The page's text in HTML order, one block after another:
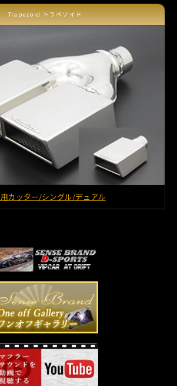
Trapezoid トラペゾイド
カッター/シングル/デュアル